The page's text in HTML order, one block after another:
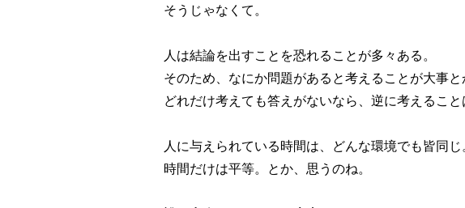
そうじゃなくて。
人は結論を出すことを恐れることが多々ある。
そのため、なにか問題があると考えることが大事
どれだけ考えても答えがないなら、逆に考えること
人に与えられている時間は、どんな環境でも皆同じ
時間だけは平等。とか、思うのね。